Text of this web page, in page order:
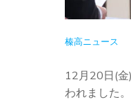
榛高ニュース
12月20日(
われました